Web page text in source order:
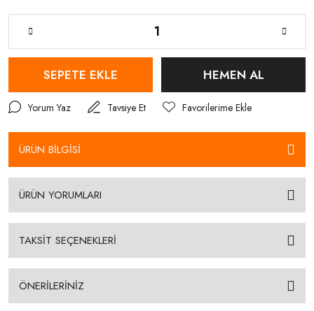
SEPETE EKLE HEMEN AL
Yorum Yaz Tavsiye Et
ÜRÜN BİLGİSİ
ÜRÜN YORUMLARI
TAKSİT SEÇENEKLERİ
ÖNERİLERİNİZ